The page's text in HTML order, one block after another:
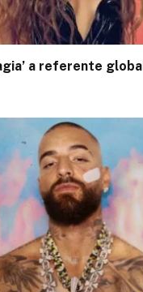
a referente